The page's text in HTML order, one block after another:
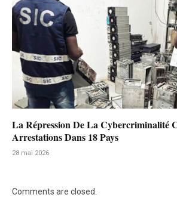
La Répression De La Cybercriminalité
Arrestations Dans 18 Pays
28 mai 2026
Comments are closed.